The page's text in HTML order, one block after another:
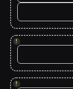
!
!